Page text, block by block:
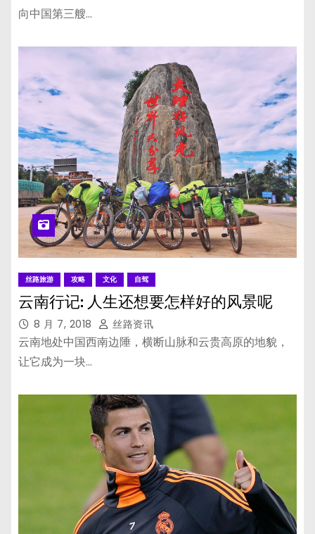
向中国第三艘…
丝路旅游 攻略 文化 自驾
云南行记: 人生还想要怎样好的风景呢
8 月 7, 2018 丝路资讯
云南地处中国西南边陲，横断山脉和云贵高原的地貌，
让它成为一块…